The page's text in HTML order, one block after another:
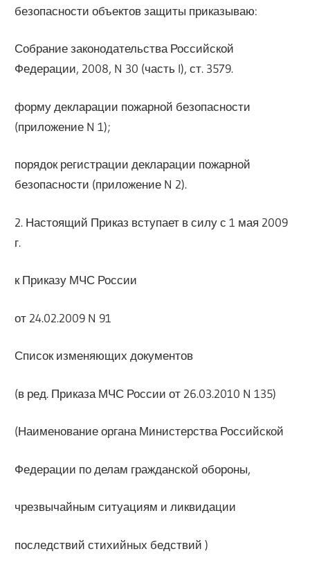
безопасности объектов защиты приказываю:
Собрание законодательства Российской
Федерации, 2008, N 30 (часть I), ст. 3579.
форму декларации пожарной безопасности
(приложение N 1);
порядок регистрации декларации пожарной
безопасности (приложение N 2).
2. Настоящий Приказ вступает в силу с 1 мая 2009
г.
к Приказу МЧС России
от 24.02.2009 N 91
Список изменяющих документов
(в ред. Приказа МЧС России от 26.03.2010 N 135)
(Наименование органа Министерства Российской
Федерации по делам гражданской обороны,
чрезвычайным ситуациям и ликвидации
последствий стихийных бедствий )